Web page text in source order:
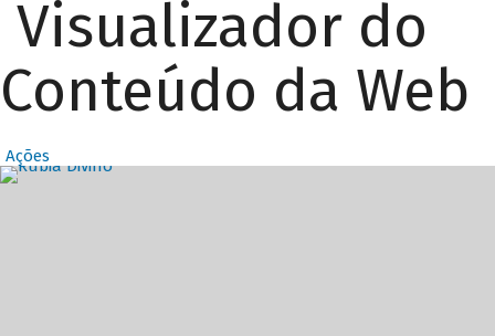
Visualizador do
Conteúdo da Web
Ações
Destaques